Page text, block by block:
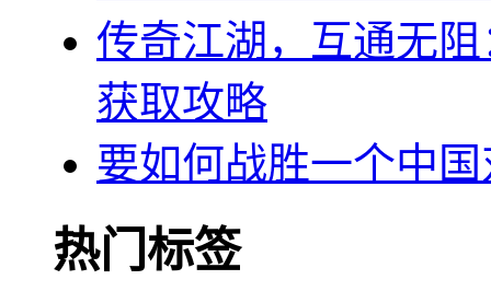
传奇江湖，互通无
获取攻略
要如何战胜一个中
热门标签